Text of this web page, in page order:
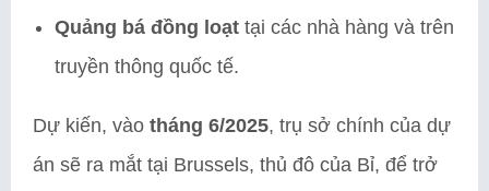
Quảng bá đồng loạt tại các nhà hàng và trên
truyền thông quốc tế.
Dự kiến, vào tháng 6/2025, trụ sở chính của dự
án sẽ ra mắt tại Brussels, thủ đô của Bỉ, để trở